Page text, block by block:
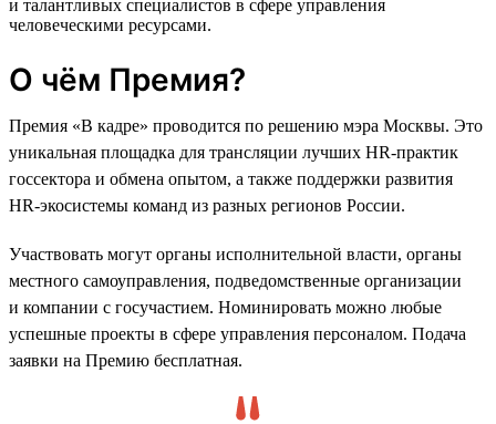
и талантливых специалистов в сфере управления
человеческими ресурсами.
О чём Премия?
Премия «В кадре» проводится по решению мэра Москвы. Это
уникальная площадка для трансляции лучших HR-практик
госсектора и обмена опытом, а также поддержки развития
HR-экосистемы команд из разных регионов России.
Участвовать могут органы исполнительной власти, органы
местного самоуправления, подведомственные организации
и компании с госучастием. Номинировать можно любые
успешные проекты в сфере управления персоналом. Подача
заявки на Премию бесплатная.